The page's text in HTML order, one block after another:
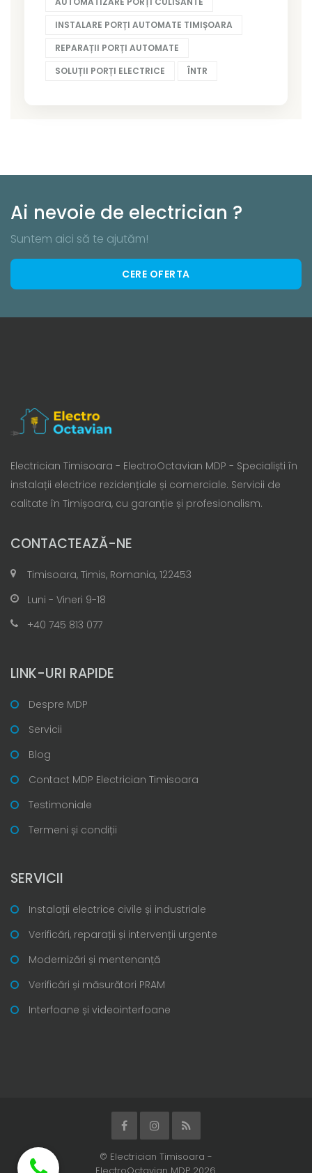
INSTALARE PORȚI AUTOMATE TIMIȘOARA
REPARAȚII PORȚI AUTOMATE
SOLUȚII PORȚI ELECTRICE
ÎNTR
Ai nevoie de electrician ?
Suntem aici să te ajutăm!
CERE OFERTA
Electrician Timisoara - ElectroOctavian MDP - Specialiști în
instalații electrice rezidențiale și comerciale. Servicii de
calitate în Timișoara, cu garanție și profesionalism.
CONTACTEAZĂ-NE
Timisoara, Timis, Romania, 122453
Luni - Vineri 9-18
+40 745 813 077
LINK-URI RAPIDE
Despre MDP
Servicii
Blog
Contact MDP Electrician Timisoara
Testimoniale
Termeni și condiții
SERVICII
Instalații electrice civile și industriale
Verificări, reparații și intervenții urgente
Modernizări și mentenanță
Verificări și măsurători PRAM
Interfoane și videointerfoane
© Electrician Timisoara -